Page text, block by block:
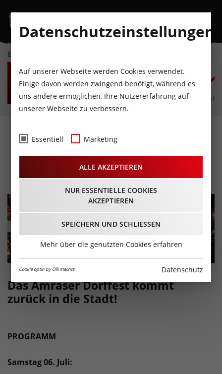
EVENTKALENDER
FR
7
AUGUST
SA
8
AUGUST
SO
9
AUGUST
MO
10
AUGUST
DI
11
AUGUST
Amraser Dorffest & Vespa
Grill/Chill
06.07.2024 - Beginn 15:00 Uhr
Das Amraser Dorffest kommt
zurück in die Stadt!
PROGRAMM
Samstag 06. Juli:
Datenschutzeinstellungen
Auf unserer Webseite werden Cookies verwendet.
Einige davon werden zwingend benötigt, während es
uns andere ermöglichen, Ihre Nutzererfahrung auf
unserer Webseite zu verbessern.
Essentiell Marketing
ALLE AKZEPTIEREN
NUR ESSENTIELLE COOKIES
AKZEPTIEREN
SPEICHERN UND SCHLIESSEN
Mehr über die genutzten Cookies erfahren
Cookie optin by Olli machts Datenschutz